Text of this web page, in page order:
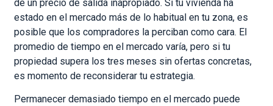
de un precio de salida inapropiado. Si tu vivienda ha
estado en el mercado más de lo habitual en tu zona, es
posible que los compradores la perciban como cara. El
promedio de tiempo en el mercado varía, pero si tu
propiedad supera los tres meses sin ofertas concretas,
es momento de reconsiderar tu estrategia.
Permanecer demasiado tiempo en el mercado puede